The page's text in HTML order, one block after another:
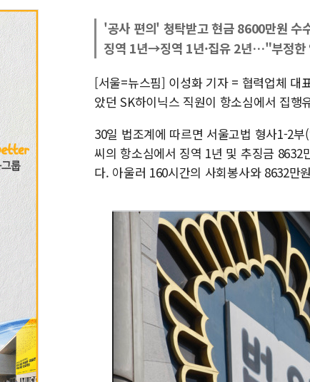
'공사 편의' 청탁받고 현금 8600만원 수
징역 1년→징역 1년·집유 2년…"부정한
[서울=뉴스핌] 이성화 기자 = 협력업체 대
았던 SK하이닉스 직원이 항소심에서 집행
30일 법조계에 따르면 서울고법 형사1-2
씨의 항소심에서 징역 1년 및 추징금
다. 아울러 160시간의 사회봉사와 8632만